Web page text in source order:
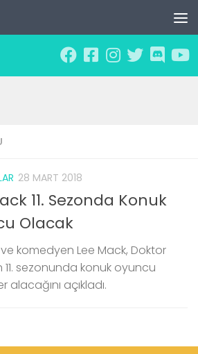
28 MART 2018
11. Sezonda Konuk
Olacak
komedyen Lee Mack, Doktor
11. sezonunda konuk oyuncu
alacağını açıkladı.